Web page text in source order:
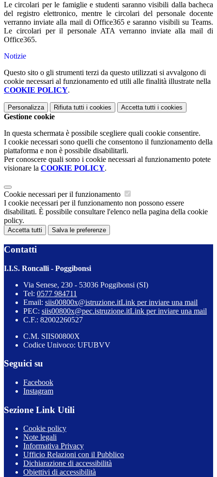
Le circolari per le famiglie e studenti saranno visibili dalla bacheca
del registro elettronico, mentre le circolari del personale docente
verranno inviate alla mail di Office365 e saranno visibili su Teams.
Le circolari per il personale ATA verranno inviate alla mail di
Office365.
Notizie
Questo sito o gli strumenti terzi da questo utilizzati si avvalgono di
cookie necessari al funzionamento ed utili alle finalità illustrate nella
COOKIE POLICY.
Personalizza Rifiuta tutti i cookies Accetta tutti i cookies
Gestione cookie
In questa schermata è possibile scegliere quali cookie consentire.
I cookie necessari sono quelli che consentono il funzionamento della
piattaforma e non è possibile disabilitarli.
Per conoscere quali sono i cookie necessari al funzionamento potete
visionare la COOKIE POLICY.
Cookie necessari per il funzionamento
I cookie necessari per il funzionamento non possono essere
disabilitati. È possibile consultare l'elenco nella pagina della cookie
policy.
Accetta tutti Salva le preferenze
Contatti
I.I.S. Roncalli - Poggibonsi
Via Senese, 230 - 53036 Poggibonsi (SI)
Tel: 0577 984711
Email: siis00800x@istruzione.itLink per inviare una mail
PEC: siis00800x@pec.istruzione.itLink per inviare una mail
C.F.: 82002260527
C.M. SIIS00800X
Codice Univoco: UFUBVV
Seguici su
Facebook
Instagram
Sezione Link Utili
Cookie policy
Note legali
Informativa Privacy
Ufficio Relazioni con il Pubblico
Dichiarazione di accessibilità
Obiettivi di accessibilità